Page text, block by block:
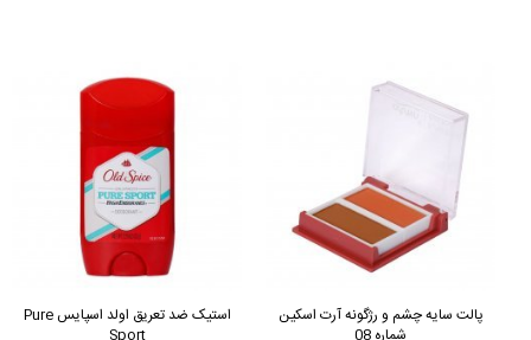
پالت سایه چشم و رژگونه آرت اسکین
شماره 08
استیک ضد تعریق اولد اسپایس Pure
Sport